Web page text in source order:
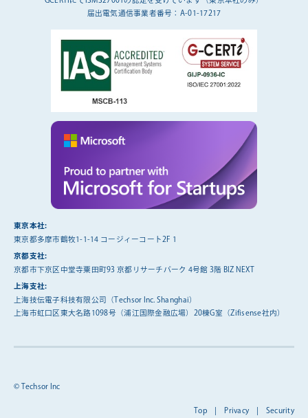
届出電気通信事業者番号：A-01-17217
東京本社:
東京都多摩市鶴牧1-1-14 コージィーコート2F 1
京都支社:
京都市下京区中堂寺粟田町93 京都リサーチパーク 4号館 3階 BIZ NEXT
上海支社:
上海技伝電子科技有限公司（Techsor Inc. Shanghai）
上海市虹口区東大名路1098号（浦江国際金融広場）20棟G室（Zifisense社内）
© Techsor Inc
Top | Privacy | Security